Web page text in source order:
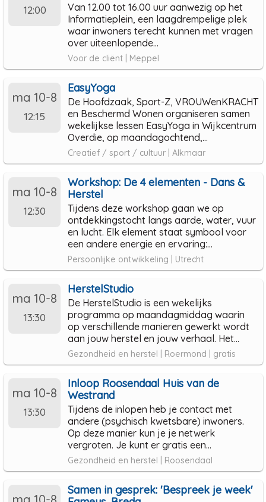
12:00
Van 12.00 tot 16.00 uur aanwezig op het
Informatieplein, een laagdrempelige plek
waar inwoners terecht kunnen met vragen
over uiteenlopende...
Voor de cliënt | Meppel
ma 10-8
12:15
EasyYoga
De Hoofdzaak, Sport-Z, VROUWenKRACHT
en Beschermd Wonen organiseren samen
wekelijkse lessen EasyYoga in Wijkcentrum
Overdie, op maandagochtend,...
Creatief / sport / cultuur | Alkmaar
ma 10-8
12:30
Workshop: De 4 elementen - Dans &
Herstel
Tijdens deze workshop gaan we op
ontdekkingstocht langs aarde, water, vuur
en lucht. Elk element staat symbool voor
een andere energie en ervaring:...
Persoonlijke ontwikkeling | Utrecht
ma 10-8
13:30
HerstelStudio
De HerstelStudio is een wekelijks
programma op maandagmiddag waarin
op verschillende manieren gewerkt wordt
aan jouw herstel en jouw verhaal. Het...
Gezondheid en herstel | Roermond | gratis
ma 10-8
13:30
Inloop Roosendaal Huis van de
Westrand
Tijdens de inlopen heb je contact met
andere (psychisch kwetsbare) inwoners.
Op deze manier kun je je netwerk
vergroten. Je kunt er gratis een...
Gezondheid en herstel | Roosendaal
Samen in gesprek: 'Bespreek je week'